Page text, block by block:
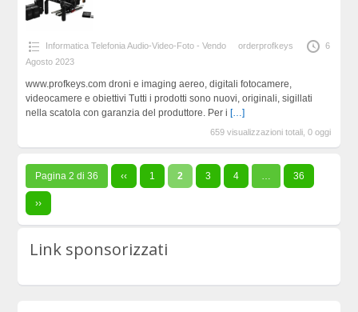
Informatica Telefonia Audio-Video-Foto - Vendo orderprofkeys
6
Agosto 2023
www.profkeys.com droni e imaging aereo, digitali fotocamere,
videocamere e obiettivi Tutti i prodotti sono nuovi, originali, sigillati
nella scatola con garanzia del produttore. Per i […]
659 visualizzazioni totali, 0 oggi
Pagina 2 di 36 ‹‹ 1 2 3 4 36
››
Link sponsorizzati